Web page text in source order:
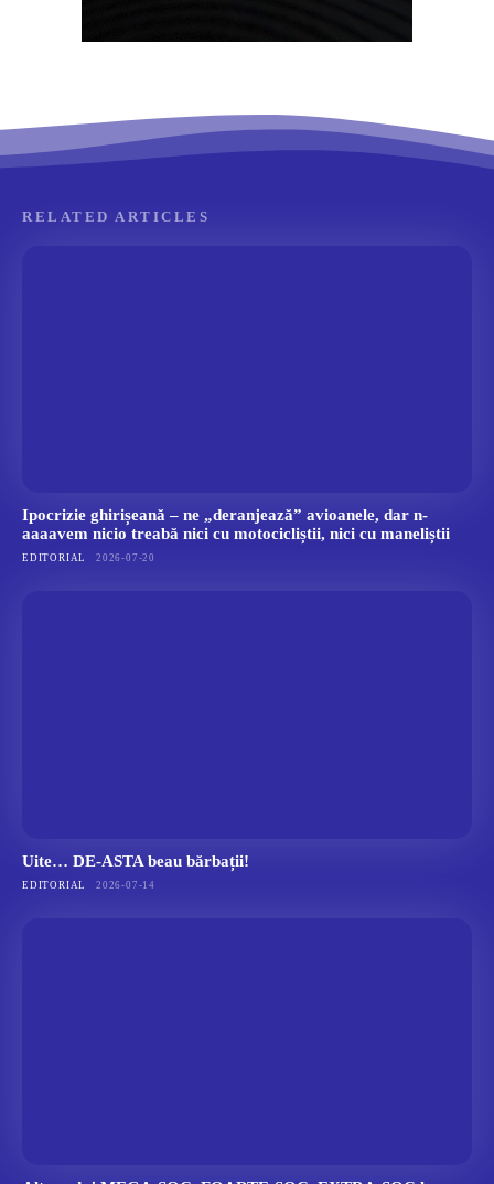
RELATED ARTICLES
Ipocrizie ghirișeană – ne „deranjează” avioanele, dar n-
aaaavem nicio treabă nici cu motocicliștii, nici cu maneliștii
EDITORIAL 2026-07-20
Uite… DE-ASTA beau bărbații!
EDITORIAL 2026-07-14